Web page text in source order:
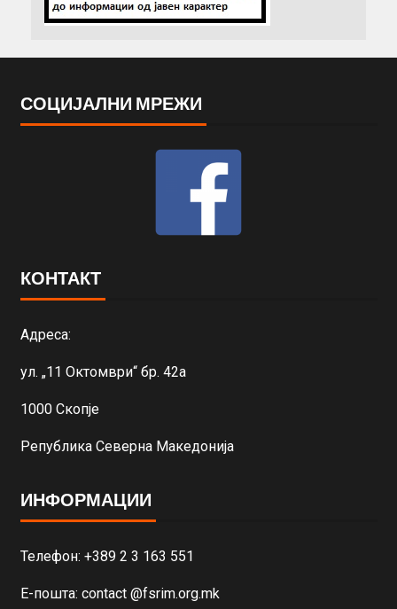
СОЦИЈАЛНИ МРЕЖИ
КОНТАКТ
Адреса:
ул. „11 Октомври“ бр. 42а
1000 Скопје
Република Северна Македонија
ИНФОРМАЦИИ
Телефон: +389 2 3 163 551
Е-пошта: contact @fsrim.org.mk